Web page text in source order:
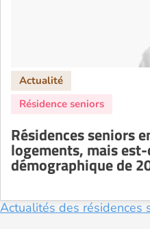
Résidences seniors
logements, mais
démographique de
Actualités des résidences